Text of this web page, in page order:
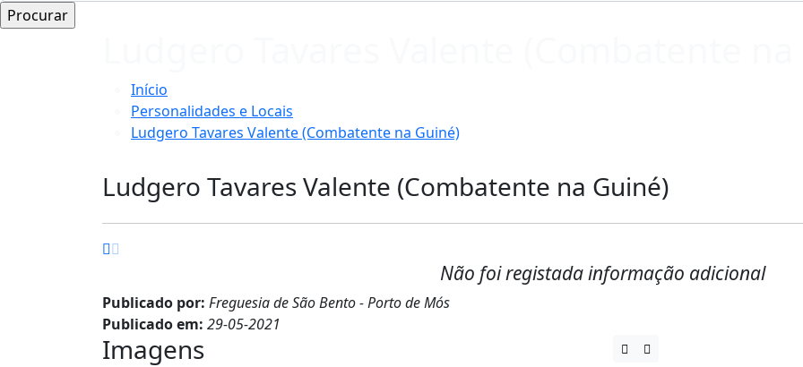
Início
Personalidades e Locais
Ludgero Tavares Valente (Combatente na Guiné)
Ludgero Tavares Valente (Combatente na Guiné)
Não foi registada informação adicional
Publicado por: Freguesia de São Bento - Porto de Mós
Publicado em: 29-05-2021
Imagens